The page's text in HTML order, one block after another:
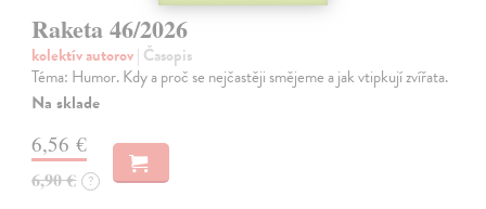
Raketa 46/2026
kolektív autorov| Časopis
Téma: Humor. Kdy a proč se nejčastěji smějeme a jak vtipkují zvířata.
Na sklade
6,56 €
6,90 € ?